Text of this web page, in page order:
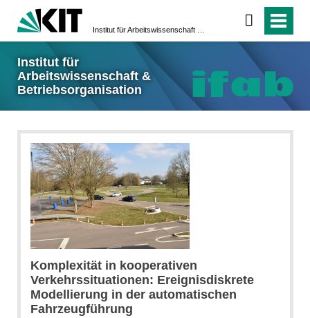
Institut für
Arbeitswissenschaft &
Betriebsorganisation
Komplexität in kooperativen
Verkehrssituationen: Ereignisdiskrete
Modellierung in der automatischen
Fahrzeugführung